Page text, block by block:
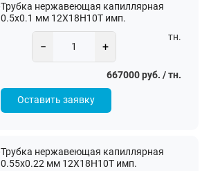
Трубка нержавеющая капиллярная
0.5х0.1 мм 12Х18Н10Т имп.
− +
тн.
667000 руб. / тн.
Оставить заявку
Трубка нержавеющая капиллярная
0.55х0.22 мм 12Х18Н10Т имп.